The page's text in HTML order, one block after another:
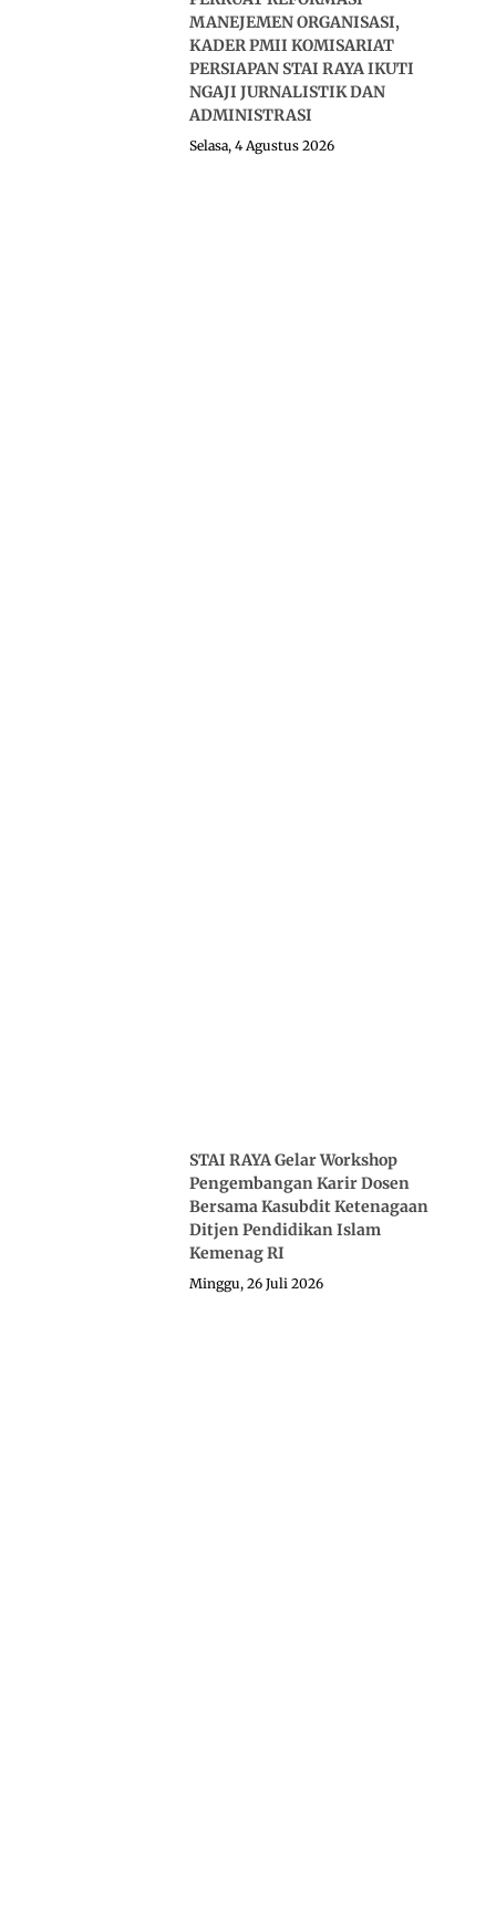
MANEJEMEN ORGANISASI,
KADER PMII KOMISARIAT
PERSIAPAN STAI RAYA IKUTI
NGAJI JURNALISTIK DAN
ADMINISTRASI
Selasa, 4 Agustus 2026
STAI RAYA Gelar Workshop
Pengembangan Karir Dosen
Bersama Kasubdit Ketenagaan
Ditjen Pendidikan Islam
Kemenag RI
Minggu, 26 Juli 2026